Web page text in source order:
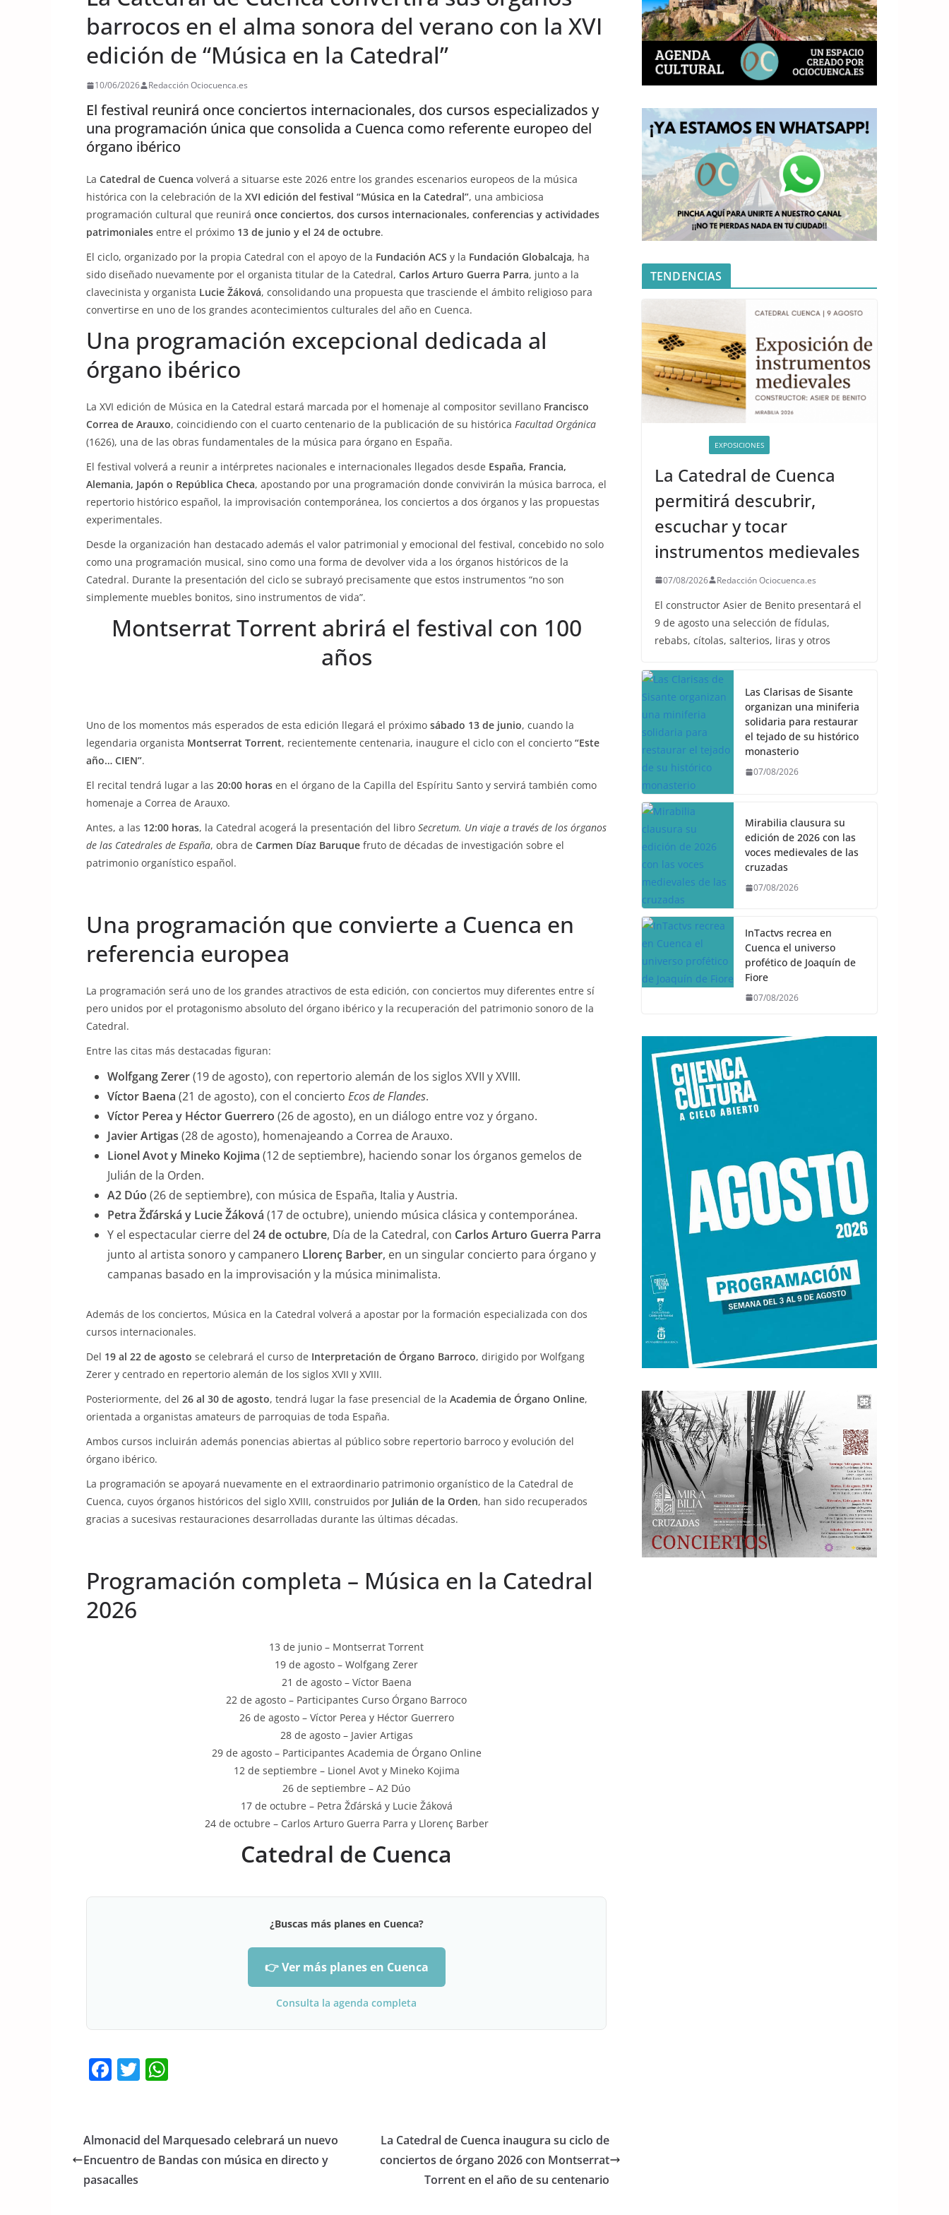
barrocos en el alma sonora del verano con la XVI
edición de “Música en la Catedral”
10/06/2026 Redacción Ociocuenca.es
El festival reunirá once conciertos internacionales, dos cursos especializados y
una programación única que consolida a Cuenca como referente europeo del
órgano ibérico
La Catedral de Cuenca volverá a situarse este 2026 entre los grandes escenarios europeos de la música
histórica con la celebración de la XVI edición del festival “Música en la Catedral”, una ambiciosa
programación cultural que reunirá once conciertos, dos cursos internacionales, conferencias y actividades
patrimoniales entre el próximo 13 de junio y el 24 de octubre.
El ciclo, organizado por la propia Catedral con el apoyo de la Fundación ACS y la Fundación Globalcaja, ha
sido diseñado nuevamente por el organista titular de la Catedral, Carlos Arturo Guerra Parra, junto a la
clavecinista y organista Lucie Žáková, consolidando una propuesta que trasciende el ámbito religioso para
convertirse en uno de los grandes acontecimientos culturales del año en Cuenca.
Una programación excepcional dedicada al
órgano ibérico
La XVI edición de Música en la Catedral estará marcada por el homenaje al compositor sevillano Francisco
Correa de Arauxo, coincidiendo con el cuarto centenario de la publicación de su histórica Facultad Orgánica
(1626), una de las obras fundamentales de la música para órgano en España.
El festival volverá a reunir a intérpretes nacionales e internacionales llegados desde España, Francia,
Alemania, Japón o República Checa, apostando por una programación donde convivirán la música barroca, el
repertorio histórico español, la improvisación contemporánea, los conciertos a dos órganos y las propuestas
experimentales.
Desde la organización han destacado además el valor patrimonial y emocional del festival, concebido no solo
como una programación musical, sino como una forma de devolver vida a los órganos históricos de la
Catedral. Durante la presentación del ciclo se subrayó precisamente que estos instrumentos “no son
simplemente muebles bonitos, sino instrumentos de vida”.
Montserrat Torrent abrirá el festival con 100
años
Uno de los momentos más esperados de esta edición llegará el próximo sábado 13 de junio, cuando la
legendaria organista Montserrat Torrent, recientemente centenaria, inaugure el ciclo con el concierto “Este
año… CIEN”.
El recital tendrá lugar a las 20:00 horas en el órgano de la Capilla del Espíritu Santo y servirá también como
homenaje a Correa de Arauxo.
Antes, a las 12:00 horas, la Catedral acogerá la presentación del libro Secretum. Un viaje a través de los órganos
de las Catedrales de España, obra de Carmen Díaz Baruque fruto de décadas de investigación sobre el
patrimonio organístico español.
Una programación que convierte a Cuenca en
referencia europea
La programación será uno de los grandes atractivos de esta edición, con conciertos muy diferentes entre sí
pero unidos por el protagonismo absoluto del órgano ibérico y la recuperación del patrimonio sonoro de la
Catedral.
Entre las citas más destacadas figuran:
Wolfgang Zerer(19 de agosto), con repertorio alemán de los siglos XVII y XVIII.
Víctor Baena (21 de agosto), con el concierto Ecos de Flandes.
Víctor Perea y Héctor Guerrero (26 de agosto), en un diálogo entre voz y órgano.
Javier Artigas (28 de agosto), homenajeando a Correa de Arauxo.
Lionel Avot y Mineko Kojima (12 de septiembre), haciendo sonar los órganos gemelos de
Julián de la Orden.
A2 Dúo (26 de septiembre), con música de España, Italia y Austria.
Petra Žďárská y Lucie Žáková (17 de octubre), uniendo música clásica y contemporánea.
Y el espectacular cierre del 24 de octubre, Día de la Catedral, con Carlos Arturo Guerra Parra
junto al artista sonoro y campanero Llorenç Barber, en un singular concierto para órgano y
campanas basado en la improvisación y la música minimalista.
Además de los conciertos, Música en la Catedral volverá a apostar por la formación especializada con dos
cursos internacionales.
Del 19 al 22 de agosto se celebrará el curso de Interpretación de Órgano Barroco, dirigido por Wolfgang
Zerer y centrado en repertorio alemán de los siglos XVII y XVIII.
Posteriormente, del 26 al 30 de agosto, tendrá lugar la fase presencial de la Academia de Órgano Online,
orientada a organistas amateurs de parroquias de toda España.
Ambos cursos incluirán además ponencias abiertas al público sobre repertorio barroco y evolución del
órgano ibérico.
La programación se apoyará nuevamente en el extraordinario patrimonio organístico de la Catedral de
Cuenca, cuyos órganos históricos del siglo XVIII, construidos por Julián de la Orden, han sido recuperados
gracias a sucesivas restauraciones desarrolladas durante las últimas décadas.
Programación completa – Música en la Catedral
2026
13 de junio – Montserrat Torrent
19 de agosto – Wolfgang Zerer
21 de agosto – Víctor Baena
22 de agosto – Participantes Curso Órgano Barroco
26 de agosto – Víctor Perea y Héctor Guerrero
28 de agosto – Javier Artigas
29 de agosto – Participantes Academia de Órgano Online
12 de septiembre – Lionel Avot y Mineko Kojima
26 de septiembre – A2 Dúo
17 de octubre – Petra Žďárská y Lucie Žáková
24 de octubre – Carlos Arturo Guerra Parra y Llorenç Barber
Catedral de Cuenca
¿Buscas más planes en Cuenca?
👉 Ver más planes en Cuenca
Consulta la agenda completa
F
e
b
o
T
er s
A
Almonacid del Marquesado celebrará un nuevo
Encuentro de Bandas con música en directo y
pasacalles
La Catedral de Cuenca inaugura su ciclo de
conciertos de órgano 2026 con Montserrat
Torrent en el año de su centenario
TENDENCIAS
EXPOSICIONES
La Catedral de Cuenca
permitirá descubrir,
escuchar y tocar
instrumentos medievales
07/08/2026 Redacción Ociocuenca.es
El constructor Asier de Benito presentará el
9 de agosto una selección de fídulas,
rebabs, cítolas, salterios, liras y otros
Las Clarisas de Sisante
organizan una miniferia
solidaria para restaurar
el tejado de su histórico
monasterio
07/08/2026
Mirabilia clausura su
edición de 2026 con las
voces medievales de las
cruzadas
07/08/2026
InTactvs recrea en
Cuenca el universo
profético de Joaquín de
Fiore
07/08/2026